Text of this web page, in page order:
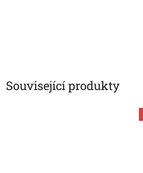
Související produkty